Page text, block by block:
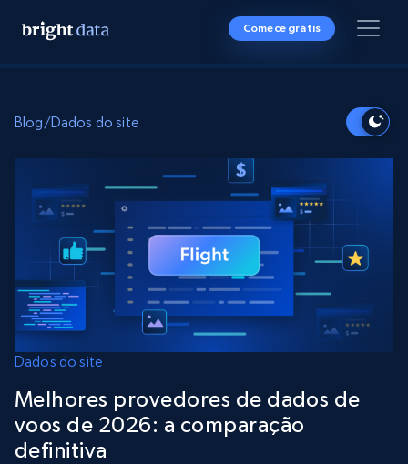
Comece grátis
Blog/Dados do site
Dados do site
Melhores provedores de dados de
voos de 2026: a comparação
definitiva